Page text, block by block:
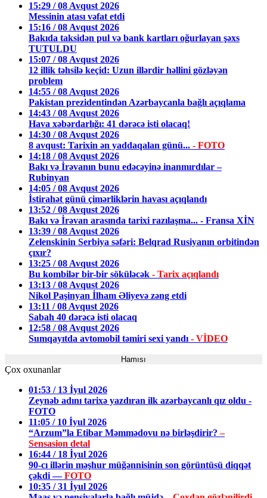
15:29 / 08 Avqust 2026
Messinin atası vəfat etdi
15:16 / 08 Avqust 2026
Bakıda taksidən pul və bank kartları oğurlayan şəxs
TUTULDU
15:07 / 08 Avqust 2026
12 illik təhsilə keçid: Uzun illərdir həllini gözləyən
problem
14:55 / 08 Avqust 2026
Pakistan prezidentindən Azərbaycanla bağlı açıqlama
14:43 / 08 Avqust 2026
Hava xəbərdarlığı: 41 dərəcə isti olacaq!
14:30 / 08 Avqust 2026
8 avqust: Tarixin ən yaddaqalan günü... - FOTO
14:18 / 08 Avqust 2026
Bakı və İrəvanın bunu edəcəyinə inanmırdılar –
Rubinyan
14:05 / 08 Avqust 2026
İstirahət günü çimərliklərin havası açıqlandı
13:52 / 08 Avqust 2026
Bakı və İrəvan arasında tarixi razılaşma... - Fransa XİN
13:39 / 08 Avqust 2026
Zelenskinin Serbiya səfəri: Belqrad Rusiyanın orbitindən
çıxır?
13:25 / 08 Avqust 2026
Bu kombilər bir-bir söküləcək - Tarix açıqlandı
13:13 / 08 Avqust 2026
Nikol Paşinyan İlham Əliyevə zəng etdi
13:11 / 08 Avqust 2026
Sabah 40 dərəcə isti olacaq
12:58 / 08 Avqust 2026
Sumqayıtda avtomobil təmiri sexi yandı - VİDEO
Hamısı
Çox oxunanlar
01:53 / 13 İyul 2026
Zeynəb adını tarixə yazdıran ilk azərbaycanlı qız oldu -
FOTO
11:05 / 10 İyul 2026
“Arzum”la Etibar Məmmədovu nə birləşdirir?–
Sensasion detal
16:44 / 18 İyul 2026
90-cı illərin məşhur müğənnisinin son görüntüsü diqqət
çəkdi —FOTO
10:35 / 31 İyul 2026